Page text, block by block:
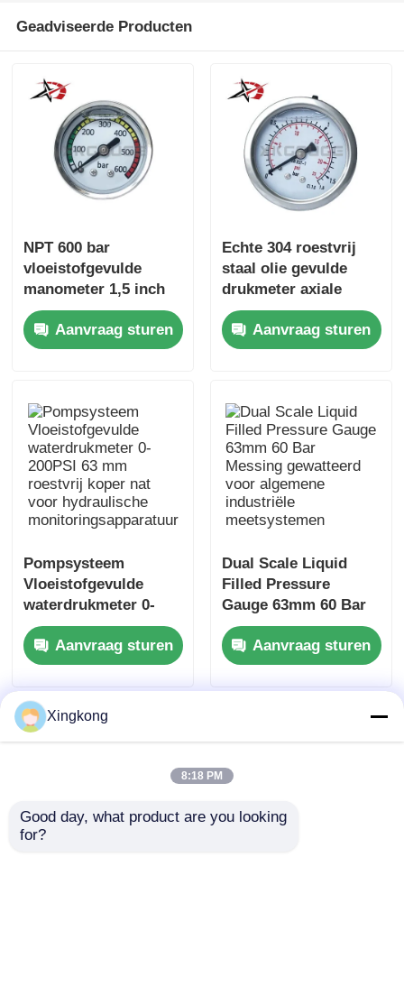
Geadviseerde Producten
NPT 600 bar
vloeistofgevulde
manometer 1,5 inch
axiaal gemonteerd
roestvrij staal voor
compacte
Aanvraag sturen
Echte 304 roestvrij
staal olie gevulde
drukmeter axiale
montage voor
instrumentatiesystemen
voor
Aanvraag sturen
Pompsysteem
Vloeistofgevulde
waterdrukmeter 0-
200PSI 63 mm
roestvrij koper nat
voor hydraulische
monitoringsapparatuur
Aanvraag sturen
Dual Scale Liquid
Filled Pressure
Gauge 63mm 60 Bar
Messing gewatteerd
voor algemene
industriële
meetsystemen
Aanvraag sturen
Xingkong
8:18 PM
Good day, what product are you looking
for?